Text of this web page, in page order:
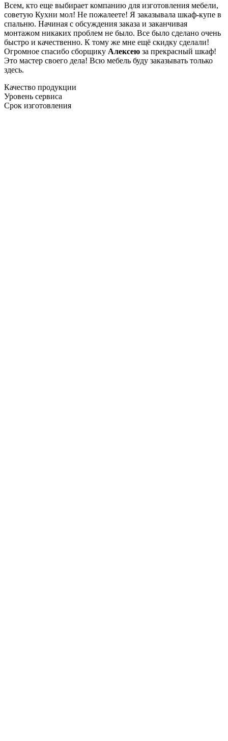
Всем, кто еще выбирает компанию для изготовления мебели,
советую Кухни мол! Не пожалеете! Я заказывала шкаф-купе в
спальню. Начиная с обсуждения заказа и заканчивая
монтажом никаких проблем не было. Все было сделано очень
быстро и качественно. К тому же мне ещё скидку сделали!
Огромное спасибо сборщику Алексею за прекрасный шкаф!
Это мастер своего дела! Всю мебель буду заказывать только
здесь.
Качество продукции
Уровень сервиса
Срок изготовления